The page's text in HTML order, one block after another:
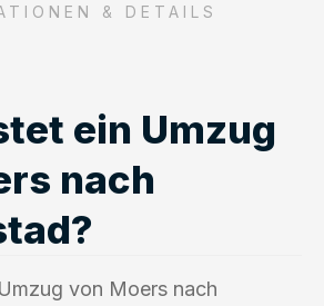
& DETAILS
ein Umzug
nach
von Moers nach